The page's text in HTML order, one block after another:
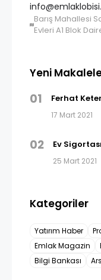
Barış Mahallesi
Evleri A1 Blok
Yeni
01 Ferhat
17 Mart 2021
02 Ev
25 Mart 2021
Kategoriler
Yatırım Haber
Emlak Magazin
Bilgi Bankası